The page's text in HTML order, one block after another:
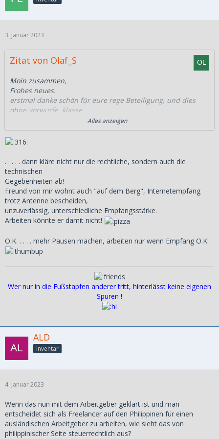
3. Januar 2023
Zitat von Olaf_S
Moin zusammen,
Frohes neues.
erstmal danke schön für eure rege Beteiligung, und dies
ohne Vorwürfe, klasse...
DGSV, VPN? alles rogger!!
Da ohne mein Einverständnis auch meine
Lohnabrechnungen in Indien berechnet werden!!
Da ich mein Mädel heirate und bei Ihr auf dem Berg leben
werde denke ich, das ich kein problem mit
werde.
Mit dem Freelancer ist mir schon klar, wäre vierleicht eine
Möglichkeit.
ich werde aber mit dem Thema erst mal beginnen denke
ich.
Oder hat jemand eine bessere idee.
Alles anzeigen
. . . . . dann kläre nicht nur die rechtliche, sondern auch die
technischen
Gegebenheiten ab!
Freund von mir wohnt auch "auf dem Berg", Internetempfang
trotz Antenne bescheiden,
unzuverlässig, unterschiedliche Empfangsstärke.
Arbeiten könnte er damit nicht!
O.K. . . . . mehr Pausen machen, arbeiten nur wenn Empfang O.K.
Wer nur in die Fußstapfen anderer tritt, hinterlässt keine eigenen
Spuren !
ALD
Inventar
4. Januar 2023
Wenn das nun mit dem Arbeitgeber geklärt ist und man
entscheidet sich als Freelancer auf den Philippinen für einen
ausländischen Arbeitgeber zu arbeiten, wie sieht das von
philippinischer Seite steuerrechtlich aus?